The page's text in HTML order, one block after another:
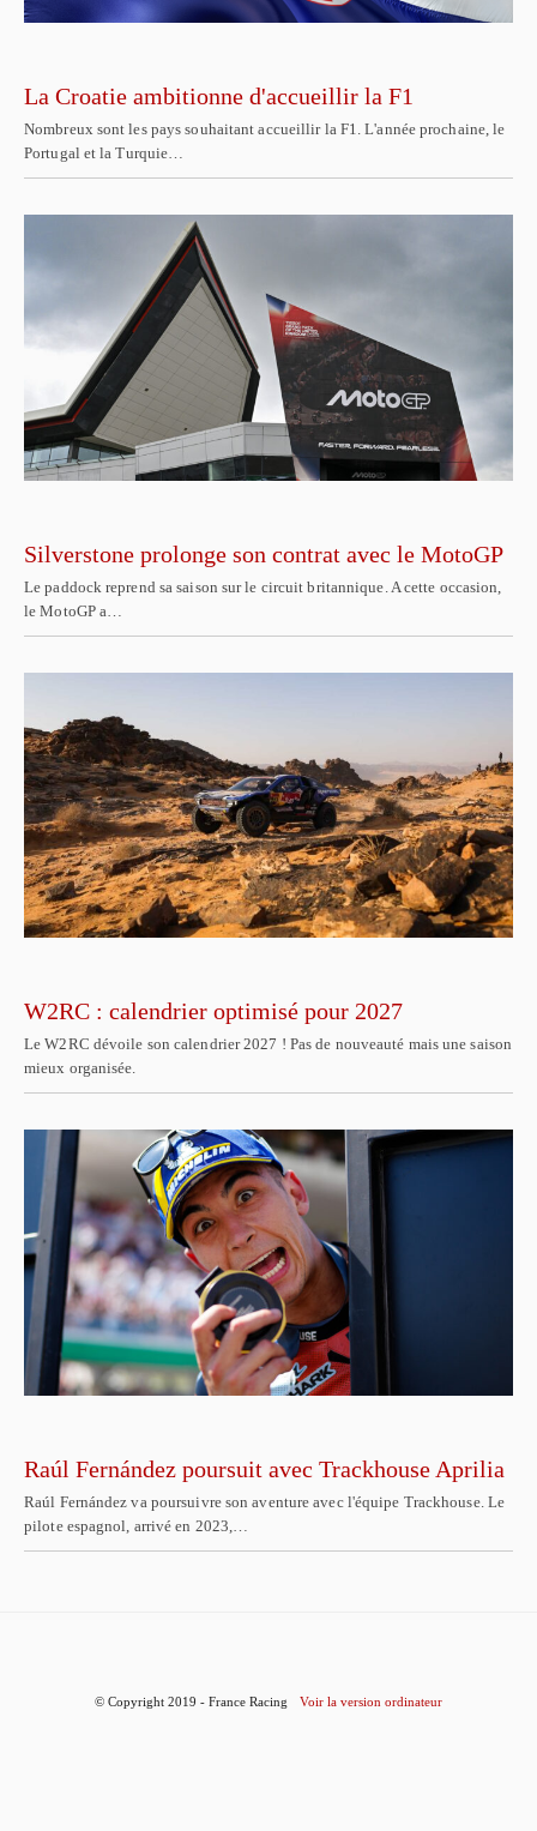
La Croatie ambitionne d'accueillir la F1
Nombreux sont les pays souhaitant accueillir la F1. L'année prochaine, le
Portugal et la Turquie…
Silverstone prolonge son contrat avec le MotoGP
Le paddock reprend sa saison sur le circuit britannique. A cette occasion,
le MotoGP a…
W2RC : calendrier optimisé pour 2027
Le W2RC dévoile son calendrier 2027 ! Pas de nouveauté mais une saison
mieux organisée.
Raúl Fernández poursuit avec Trackhouse Aprilia
Raúl Fernández va poursuivre son aventure avec l'équipe Trackhouse. Le
pilote espagnol, arrivé en 2023,…
© Copyright 2019 - France Racing Voir la version ordinateur